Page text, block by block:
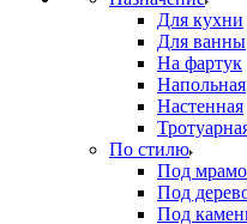
Для кухни
Для ванны
На фартук
Напольная
Настенная
По стилю
Под
Под
Под